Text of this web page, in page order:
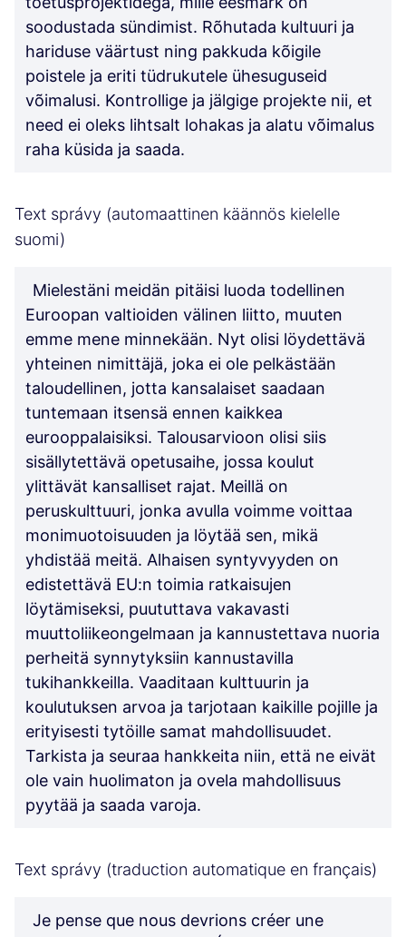
soodustada sündimist. Rõhutada kultuuri ja
hariduse väärtust ning pakkuda kõigile
poistele ja eriti tüdrukutele ühesuguseid
võimalusi. Kontrollige ja jälgige projekte nii, et
need ei oleks lihtsalt lohakas ja alatu võimalus
raha küsida ja saada.
Text správy (automaattinen käännös kielelle
suomi)
Mielestäni meidän pitäisi luoda todellinen
Euroopan valtioiden välinen liitto, muuten
emme mene minnekään. Nyt olisi löydettävä
yhteinen nimittäjä, joka ei ole pelkästään
taloudellinen, jotta kansalaiset saadaan
tuntemaan itsensä ennen kaikkea
eurooppalaisiksi. Talousarvioon olisi siis
sisällytettävä opetusaihe, jossa koulut
ylittävät kansalliset rajat. Meillä on
peruskulttuuri, jonka avulla voimme voittaa
monimuotoisuuden ja löytää sen, mikä
yhdistää meitä. Alhaisen syntyvyyden on
edistettävä EU:n toimia ratkaisujen
löytämiseksi, puututtava vakavasti
muuttoliikeongelmaan ja kannustettava nuoria
perheitä synnytyksiin kannustavilla
tukihankkeilla. Vaaditaan kulttuurin ja
koulutuksen arvoa ja tarjotaan kaikille pojille ja
erityisesti tytöille samat mahdollisuudet.
Tarkista ja seuraa hankkeita niin, että ne eivät
ole vain huolimaton ja ovela mahdollisuus
pyytää ja saada varoja.
Text správy (traduction automatique en français)
Je pense que nous devrions créer une